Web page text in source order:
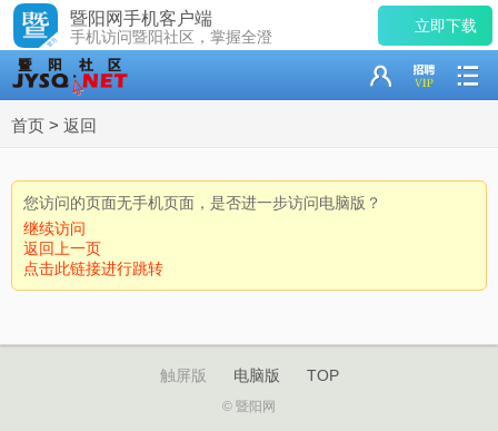
暨阳网手机客户端
手机访问暨阳社区，掌握全澄
立即下载
首页 > 返回
您访问的页面无手机页面，是否进一步访问电脑版？
继续访问
返回上一页
点击此链接进行跳转
触屏版 电脑版 TOP
© 暨阳网